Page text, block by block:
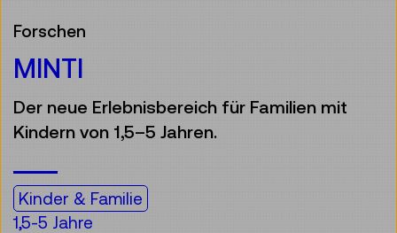
Forschen
MINTI
Der neue Erlebnisbereich für Familien mit
Kindern von 1,5–5 Jahren.
Kinder & Familie
1,5-5 Jahre